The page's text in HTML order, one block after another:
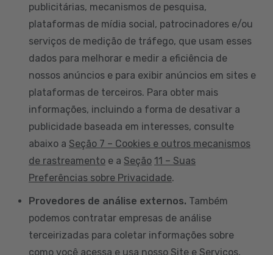
publicitárias, mecanismos de pesquisa,
plataformas de mídia social, patrocinadores e/ou
serviços de medição de tráfego, que usam esses
dados para melhorar e medir a eficiência de
nossos anúncios e para exibir anúncios em sites e
plataformas de terceiros. Para obter mais
informações, incluindo a forma de desativar a
publicidade baseada em interesses, consulte
abaixo a Seção 7 – Cookies e outros mecanismos
de rastreamento e a Seção 11 – Suas
Preferências sobre Privacidade.
Provedores de análise externos. Também
podemos contratar empresas de análise
terceirizadas para coletar informações sobre
como você acessa e usa nosso Site e Serviços,